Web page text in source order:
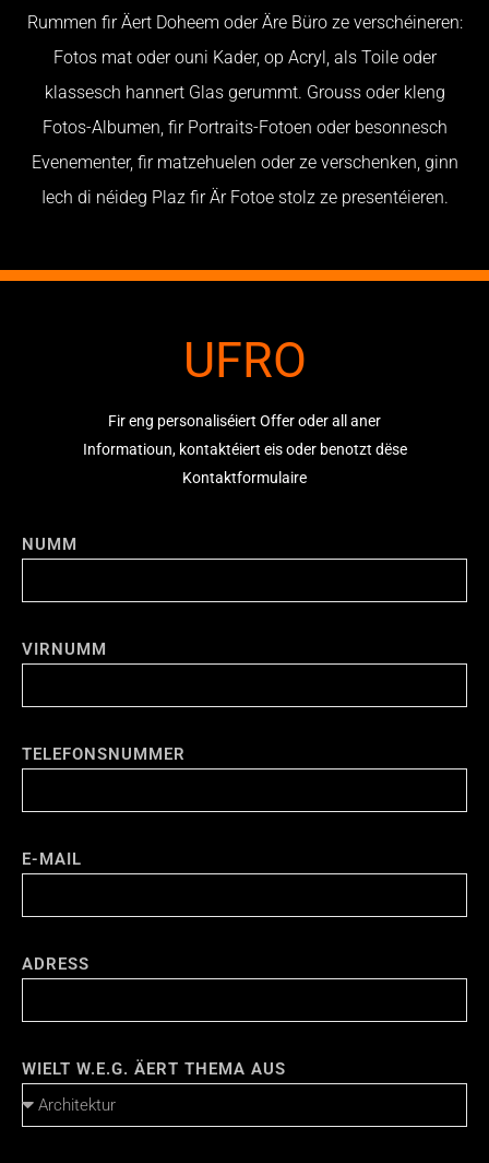
Rummen fir Äert Doheem oder Äre Büro ze verschéineren:
Fotos mat oder ouni Kader, op Acryl, als Toile oder
klassesch hannert Glas gerummt. Grouss oder kleng
Fotos-Albumen, fir Portraits-Fotoen oder besonnesch
Evenementer, fir matzehuelen oder ze verschenken, ginn
Iech di néideg Plaz fir Är Fotoe stolz ze presentéieren.
UFRO
Fir eng personaliséiert Offer oder all aner
Informatioun, kontaktéiert eis oder benotzt dëse
Kontaktformulaire
NUMM
VIRNUMM
TELEFONSNUMMER
E-MAIL
ADRESS
WIELT W.E.G. ÄERT THEMA AUS